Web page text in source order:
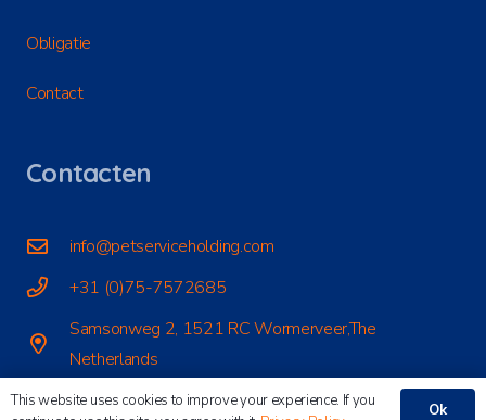
Obligatie
Contact
Contacten
info@petserviceholding.com
+31 (0)75-7572685
Samsonweg 2, 1521 RC Wormerveer,The
Netherlands
This website uses cookies to improve your experience. If you
Ok